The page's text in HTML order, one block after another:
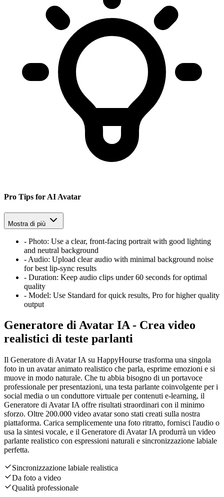
Pro Tips for AI Avatar
Mostra di più
- Photo: Use a clear, front-facing portrait with good lighting
and neutral background
- Audio: Upload clear audio with minimal background noise
for best lip-sync results
- Duration: Keep audio clips under 60 seconds for optimal
quality
- Model: Use Standard for quick results, Pro for higher quality
output
Generatore di Avatar IA - Crea video
realistici di teste parlanti
Il Generatore di Avatar IA su HappyHourse trasforma una singola
foto in un avatar animato realistico che parla, esprime emozioni e si
muove in modo naturale. Che tu abbia bisogno di un portavoce
professionale per presentazioni, una testa parlante coinvolgente per i
social media o un conduttore virtuale per contenuti e-learning, il
Generatore di Avatar IA offre risultati straordinari con il minimo
sforzo. Oltre 200.000 video avatar sono stati creati sulla nostra
piattaforma. Carica semplicemente una foto ritratto, fornisci l'audio o
usa la sintesi vocale, e il Generatore di Avatar IA produrrà un video
parlante realistico con espressioni naturali e sincronizzazione labiale
perfetta.
Sincronizzazione labiale realistica
Da foto a video
Qualità professionale